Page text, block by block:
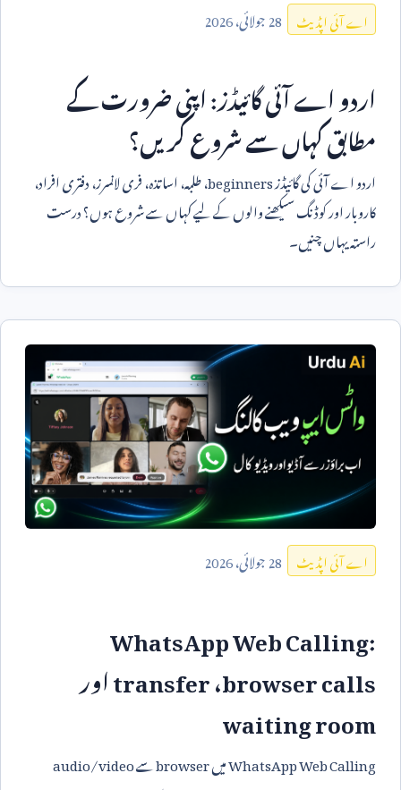
اے آئی اپڈیٹ 28جولائی،2026
اردو اے آئی گائیڈز: اپنی ضرورت کے
مطابق کہاں سے شروع کریں؟
اردو اے آئی کی گائیڈزbeginners، طلبہ، اساتذہ، فری لانسرز، دفتری افراد،
کاروبار اور کوڈنگ سیکھنے والوں کے لیے کہاں سے شروع ہوں؟ درست
راستہ یہاں چنیں۔
اے آئی اپڈیٹ 28جولائی،2026
WhatsApp Web Calling:
browser calls،transferاور
waiting room
WhatsApp Web Callingمیںbrowserسےaudio/video